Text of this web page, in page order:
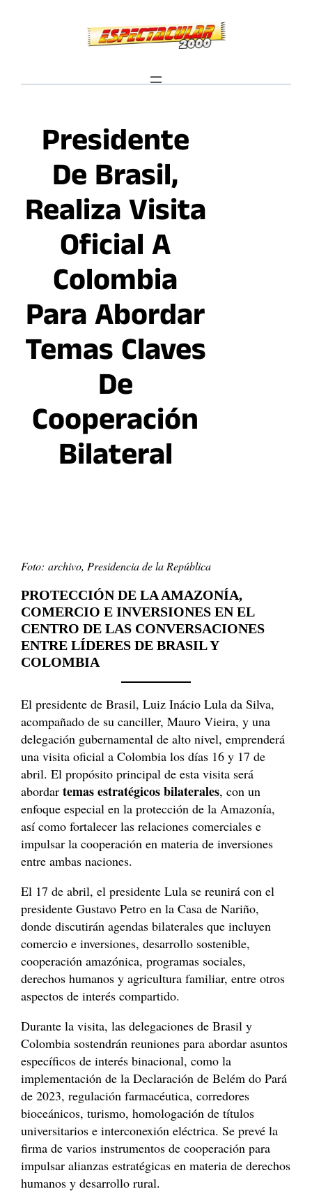
Presidente
De Brasil,
Realiza Visita
Oficial A
Colombia
Para Abordar
Temas Claves
De
Cooperación
Bilateral
Foto: archivo, Presidencia de la República
PROTECCIÓN DE LA AMAZONÍA,
COMERCIO E INVERSIONES EN EL
CENTRO DE LAS CONVERSACIONES
ENTRE LÍDERES DE BRASIL Y
COLOMBIA
El presidente de Brasil, Luiz Inácio Lula da Silva,
acompañado de su canciller, Mauro Vieira, y una
delegación gubernamental de alto nivel, emprenderá
una visita oficial a Colombia los días 16 y 17 de
abril. El propósito principal de esta visita será
abordartemas estratégicos bilaterales, con un
enfoque especial en la protección de la Amazonía,
así como fortalecer las relaciones comerciales e
impulsar la cooperación en materia de inversiones
entre ambas naciones.
El 17 de abril, el presidente Lula se reunirá con el
presidente Gustavo Petro en la Casa de Nariño,
donde discutirán agendas bilaterales que incluyen
comercio e inversiones, desarrollo sostenible,
cooperación amazónica, programas sociales,
derechos humanos y agricultura familiar, entre otros
aspectos de interés compartido.
Durante la visita, las delegaciones de Brasil y
Colombia sostendrán reuniones para abordar asuntos
específicos de interés binacional, como la
implementación de la Declaración de Belém do Pará
de 2023, regulación farmacéutica, corredores
bioceánicos, turismo, homologación de títulos
universitarios e interconexión eléctrica. Se prevé la
firma de varios instrumentos de cooperación para
impulsar alianzas estratégicas en materia de derechos
humanos y desarrollo rural.